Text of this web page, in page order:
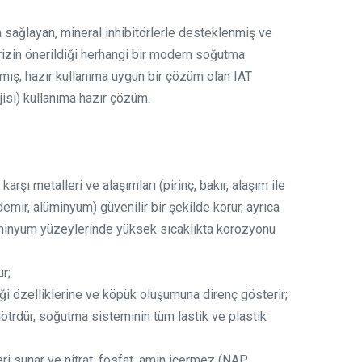
sağlayan, mineral inhibitörlerle desteklenmiş ve
önerildiği herhangi bir modern soğutma
hazır kullanıma uygun bir çözüm olan IAT
kullanıma hazır çözüm.
metalleri ve alaşımları (pirinç, bakır, alaşım ile
alüminyum) güvenilir bir şekilde korur, ayrıca
yüzeylerinde yüksek sıcaklıkta korozyonu
özelliklerine ve köpük oluşumuna direnç gösterir;
soğutma sisteminin tüm lastik ve plastik